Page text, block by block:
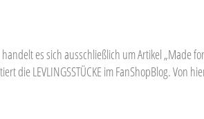
es sich ausschließlich um Artikel „Made
die LEVLINGSSTÜCKE im FanShopBlog.